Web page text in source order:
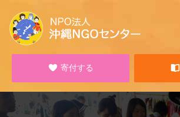
寄付する